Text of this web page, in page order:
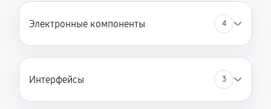
Электронные компоненты 4
Интерфейсы 3